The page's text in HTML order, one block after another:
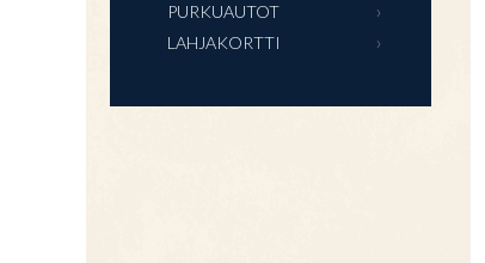
PURKUAUTOT
LAHJAKORTTI